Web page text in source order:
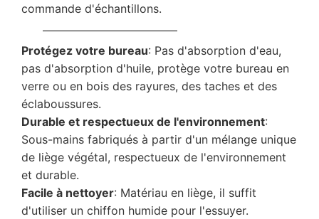
commande d'échantillons.
Protégez votre bureau: Pas d'absorption d'eau,
pas d'absorption d'huile, protège votre bureau en
verre ou en bois des rayures, des taches et des
éclaboussures.
Durable et respectueux de l'environnement:
Sous-mains fabriqués à partir d'un mélange unique
de liège végétal, respectueux de l'environnement
et durable.
Facile à nettoyer: Matériau en liège, il suffit
d'utiliser un chiffon humide pour l'essuyer.